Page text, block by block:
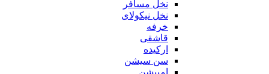
نخل مسافر
نخل نیکولای
خرفه
قاشقی
ارکیده
سن سیشن
امپیشن